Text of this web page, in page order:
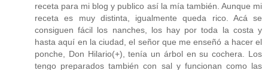
receta para mi blog y publico así la mía también. Aunque mi
receta es muy distinta, igualmente queda rico. Acá se
consiguen fácil los nanches, los hay por toda la costa y
hasta aquí en la ciudad, el señor que me enseñó a hacer el
ponche, Don Hilario(+), tenía un árbol en su cochera. Los
tengo preparados también con sal y funcionan como las